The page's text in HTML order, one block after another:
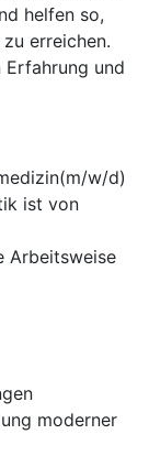
helfen so,
erreichen.
Erfahrung und
w/d)
ist von
Arbeitsweise
moderner